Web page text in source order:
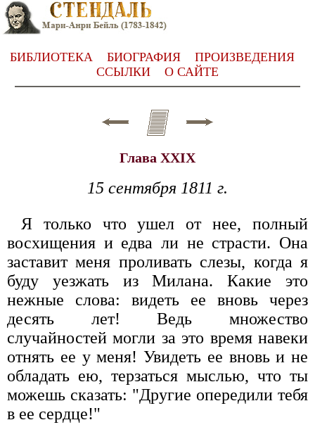
БИБЛИОТЕКА БИОГРАФИЯ
ПРОИЗВЕДЕНИЯ
ССЫЛКИ
О САЙТЕ
Глава XXIX
15 сентября 1811 г.
Я только что ушел от нее, полный
восхищения и едва ли не страсти. Она
заставит меня проливать слезы, когда я
буду уезжать из Милана. Какие это
нежные слова: видеть ее вновь через
десять лет! Ведь множество
случайностей могли за это время навеки
отнять ее у меня! Увидеть ее вновь и не
обладать ею, терзаться мыслью, что ты
можешь сказать: "Другие опередили тебя
в ее сердце!"